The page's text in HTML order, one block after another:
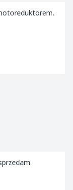
do zól ze stali jakosciowej z motoreduktorem.
Finola sprzedam.